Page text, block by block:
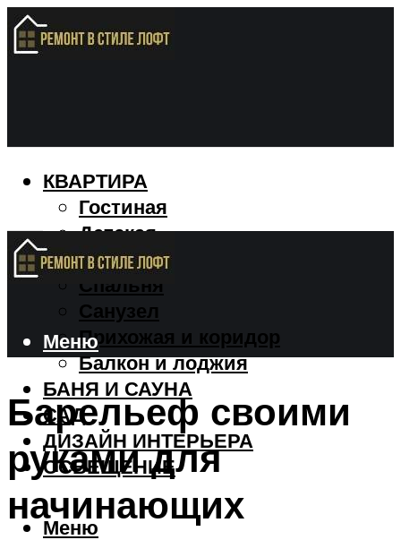
КВАРТИРА
Гостиная
Детская
Кухня
Спальня
Санузел
Прихожая и коридор
Балкон и лоджия
БАНЯ И САУНА
САД
ДИЗАЙН ИНТЕРЬЕРА
ОСВЕЩЕНИЕ
Меню
Меню
Барельеф своими
руками для
начинающих